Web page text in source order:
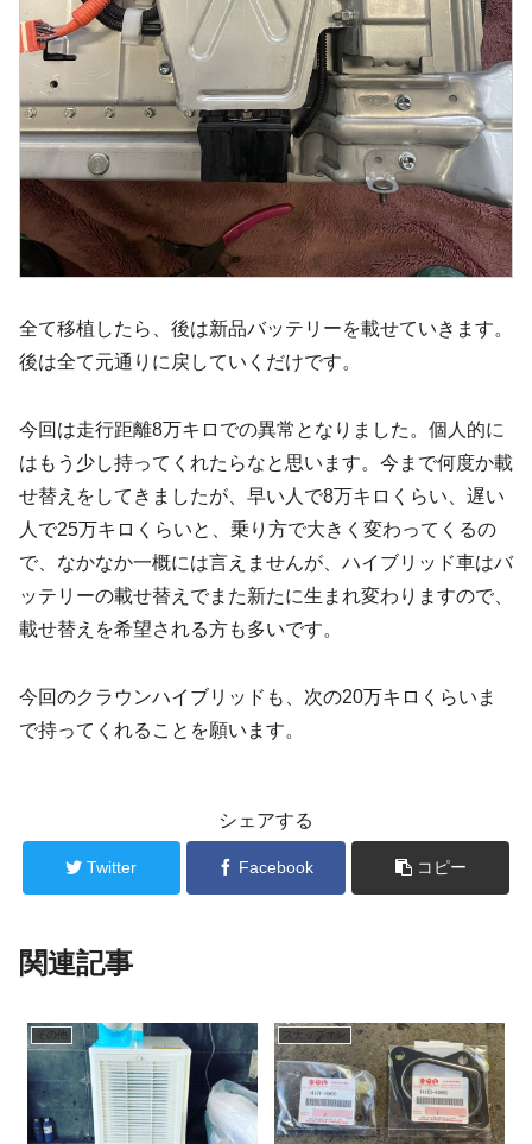
全て移植したら、後は新品バッテリーを載せていきます。
後は全て元通りに戻していくだけです。
今回は走行距離8万キロでの異常となりました。個人的に
はもう少し持ってくれたらなと思います。今まで何度か載
せ替えをしてきましたが、早い人で8万キロくらい、遅い
人で25万キロくらいと、乗り方で大きく変わってくるの
で、なかなか一概には言えませんが、ハイブリッド車はバ
ッテリーの載せ替えでまた新たに生まれ変わりますので、
載せ替えを希望される方も多いです。
今回のクラウンハイブリッドも、次の20万キロくらいま
で持ってくれることを願います。
シェアする
Twitter Facebook コピー
関連記事
その他 スナップオン